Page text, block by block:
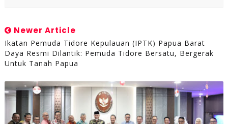
Newer Article
Ikatan Pemuda Tidore Kepulauan (IPTK) Papua Barat
Daya Resmi Dilantik: Pemuda Tidore Bersatu, Bergerak
Untuk Tanah Papua